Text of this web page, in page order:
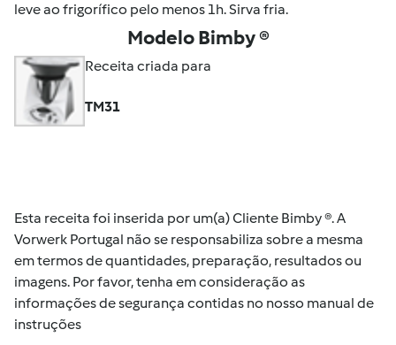
leve ao frigorífico pelo menos 1h. Sirva fria.
Modelo Bimby ®
Receita criada para
TM31
Esta receita foi inserida por um(a) Cliente Bimby ®. A
Vorwerk Portugal não se responsabiliza sobre a mesma
em termos de quantidades, preparação, resultados ou
imagens. Por favor, tenha em consideração as
informações de segurança contidas no nosso manual de
instruções